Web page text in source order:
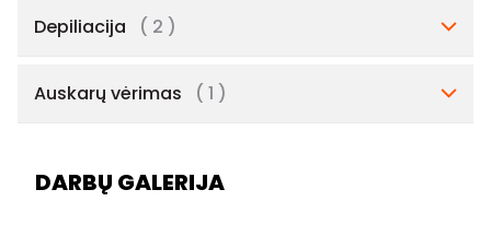
Depiliacija ( 2 )
Auskarų vėrimas ( 1 )
DARBŲ GALERIJA